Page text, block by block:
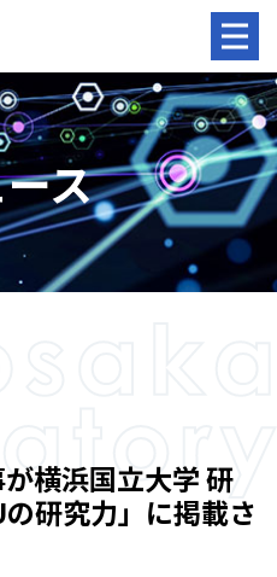
ス
横浜国立大学 研
研究力」に掲載さ